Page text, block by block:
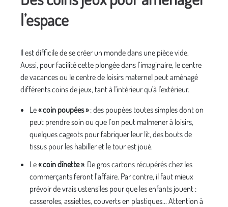
l’espace
Il est difficile de se créer un monde dans une pièce vide.
Aussi, pour facilité cette plongée dans l’imaginaire, le centre
de vacances ou le centre de loisirs maternel peut aménagé
différents coins de jeux, tant à l'intérieur qu'à l'extérieur.
Le« coin poupées »: des poupées toutes simples dont on
peut prendre soin ou que l’on peut malmener à loisirs,
quelques cageots pour fabriquer leur lit, des bouts de
tissus pour les habiller et le tour est joué.
Le« coin dînette ». De gros cartons récupérés chez les
commerçants feront l’affaire. Par contre, il faut mieux
prévoir de vrais ustensiles pour que les enfants jouent :
casseroles, assiettes, couverts en plastiques... Attention à